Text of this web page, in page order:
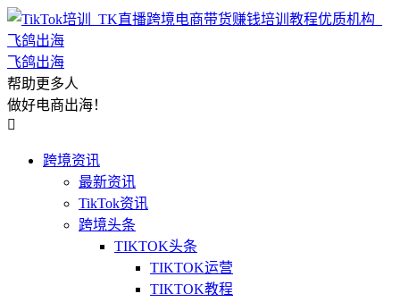
飞鸽出海
帮助更多人
做好电商出海！

跨境资讯
最新资讯
TikTok资讯
跨境头条
TIKTOK头条
TIKTOK运营
TIKTOK教程